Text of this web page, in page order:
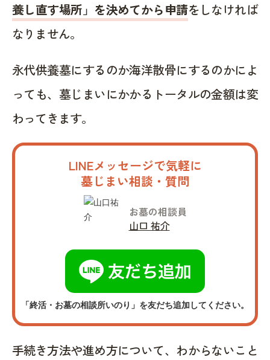
養し直す場所」を決めてから申請をしなければ
なりません。
永代供養墓にするのか海洋散骨にするのかによ
っても、墓じまいにかかるトータルの金額は変
わってきます。
LINEメッセージで気軽に
墓じまい相談・質問
お墓の相談員
山口 祐介
「終活・お墓の相談所いのり」を友だち追加してください。
手続き方法や進め方について、わからないこと